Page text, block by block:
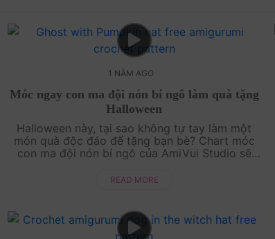
1 NĂM AGO
Móc ngay con ma đội nón bí ngô làm quà tặng
Halloween
Halloween này, tại sao không tự tay làm một
món quà độc đáo để tặng bạn bè? Chart móc
con ma đội nón bí ngô của AmiVui Studio sẽ
chất lễ hội. Với hướng dẫn chi tiết và miễn ....
READ MORE